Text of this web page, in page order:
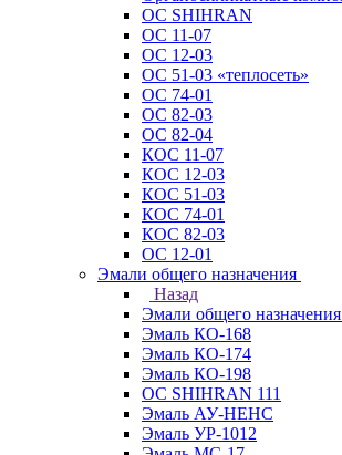
ОС SHIHRAN
ОС 11-07
ОС 12-03
ОС 51-03 «теплосеть»
ОС 74-01
ОС 82-03
ОС 82-04
КОС 11-07
КОС 12-03
КОС 51-03
КОС 74-01
КОС 82-03
ОС 12-01
Эмали общего назначения
Назад
Эмали общего назначения
Эмаль КО-168
Эмаль КО-174
Эмаль КО-198
ОС SHIHRAN 111
Эмаль АУ-НЕНС
Эмаль УР-1012